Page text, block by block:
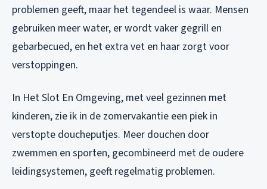
problemen geeft, maar het tegendeel is waar. Mensen
gebruiken meer water, er wordt vaker gegrill en
gebarbecued, en het extra vet en haar zorgt voor
verstoppingen.
In Het Slot En Omgeving, met veel gezinnen met
kinderen, zie ik in de zomervakantie een piek in
verstopte doucheputjes. Meer douchen door
zwemmen en sporten, gecombineerd met de oudere
leidingsystemen, geeft regelmatig problemen.